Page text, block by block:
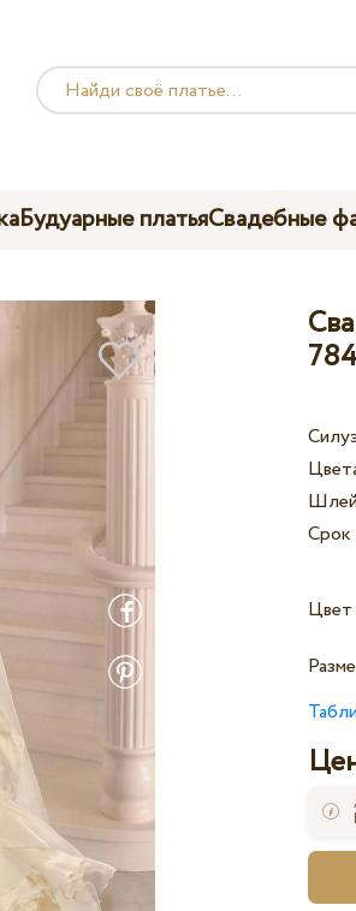
Будуарные платьяСвадебные
784
Срок
Цвет